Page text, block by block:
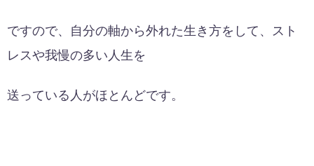
ですので、自分の軸から外れた生き方をして、スト
レスや我慢の多い人生を
送っている人がほとんどです。